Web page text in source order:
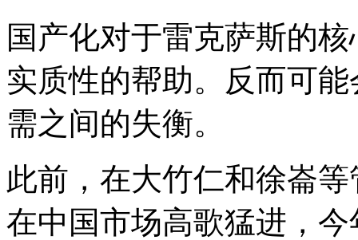
国产化对于雷克萨斯的
实质性的帮助。反而可
需之间的失衡。
此前，在大竹仁和徐崙
在中国市场高歌猛进，